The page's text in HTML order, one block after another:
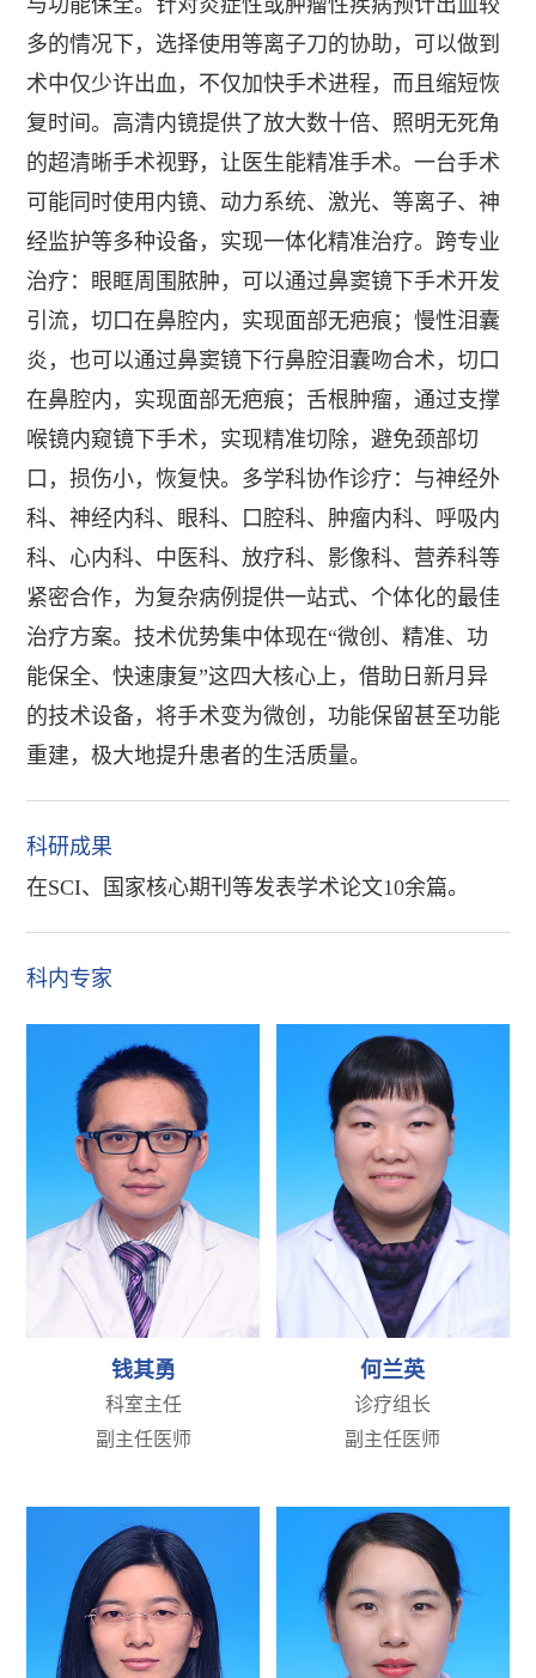
与功能保全。针对炎症性或肿瘤性疾病预计出血较
多的情况下，选择使用等离子刀的协助，可以做到
术中仅少许出血，不仅加快手术进程，而且缩短恢
复时间。高清内镜提供了放大数十倍、照明无死角
的超清晰手术视野，让医生能精准手术。一台手术
可能同时使用内镜、动力系统、激光、等离子、神
经监护等多种设备，实现一体化精准治疗。跨专业
治疗：眼眶周围脓肿，可以通过鼻窦镜下手术开发
引流，切口在鼻腔内，实现面部无疤痕；慢性泪囊
炎，也可以通过鼻窦镜下行鼻腔泪囊吻合术，切口
在鼻腔内，实现面部无疤痕；舌根肿瘤，通过支撑
喉镜内窥镜下手术，实现精准切除，避免颈部切
口，损伤小，恢复快。多学科协作诊疗：与神经外
科、神经内科、眼科、口腔科、肿瘤内科、呼吸内
科、心内科、中医科、放疗科、影像科、营养科等
紧密合作，为复杂病例提供一站式、个体化的最佳
治疗方案。技术优势集中体现在“微创、精准、功
能保全、快速康复”这四大核心上，借助日新月异
的技术设备，将手术变为微创，功能保留甚至功能
重建，极大地提升患者的生活质量。
科研成果
在SCI、国家核心期刊等发表学术论文10余篇。
科内专家
钱其勇
科室主任
副主任医师
何兰英
诊疗组长
副主任医师